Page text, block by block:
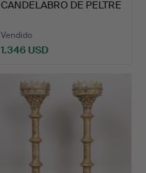
CANDELABRO DE PELTRE
Vendido
1.346 USD